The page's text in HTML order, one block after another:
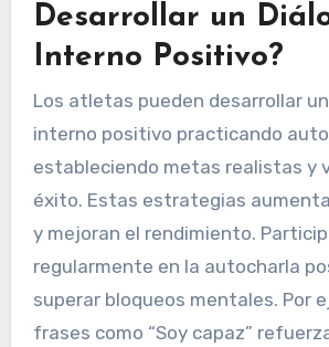
Desarrollar un
Interno Positivo?
Los atletas pueden desarrollar
interno positivo practicando
estableciendo metas realistas y
éxito. Estas estrategias
y mejoran el rendimiento.
regularmente en la autocharla
superar bloqueos mentales. Por
frases como “Soy capaz”